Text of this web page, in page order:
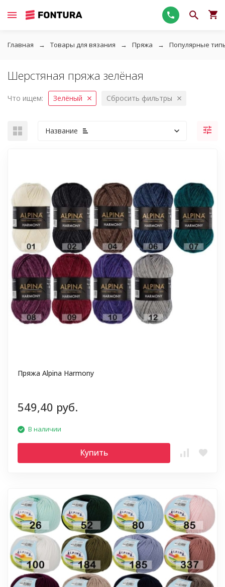
Главная Товары для вязания Пряжа Популярные
Шерстяная пряжа зелёная
Что ищем: Зелёный Сбросить фильтры
Название
Пряжа Alpina Harmony
549,40 руб.
В наличии
Купить